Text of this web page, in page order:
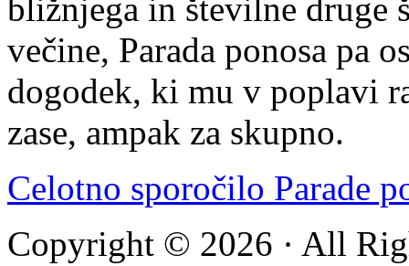
bližnjega in številne druge
večine, Parada ponosa pa
dogodek, ki mu v poplavi
zase, ampak za skupno.
Celotno sporočilo Parade
Copyright © 2026 · All